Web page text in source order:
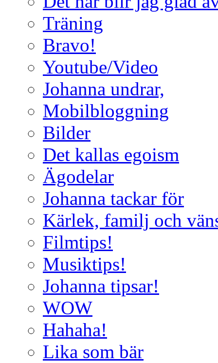
Träning
Bravo!
Youtube/Video
Johanna undrar,
Mobilbloggning
Bilder
Det kallas egoism
Ägodelar
Johanna tackar för
Kärlek, familj och
Filmtips!
Musiktips!
Johanna tipsar!
WOW
Hahaha!
Lika som bär